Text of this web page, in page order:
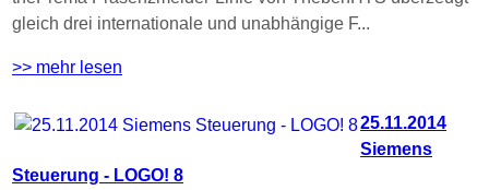
gleich drei internationale und unabhängige F...
>> mehr lesen
25.11.2014
Siemens
Steuerung - LOGO! 8